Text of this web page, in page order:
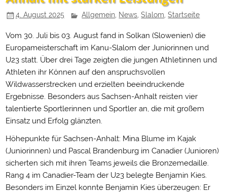
4. August 2025 Allgemein News ,Slalom ,Startseite
Vom 30. Juli bis 03. August fand in Solkan (Slowenien) die
Europameisterschaft im Kanu-Slalom der Juniorinnen und
U23 statt. Über drei Tage zeigten die jungen Athletinnen und
Athleten ihr Können auf den anspruchsvollen
Wildwasserstrecken und erzielten beeindruckende
Ergebnisse. Besonders aus Sachsen-Anhalt reisten vier
talentierte Sportlerinnen und Sportler an, die mit großem
Einsatz und Erfolg glänzten.
Höhepunkte für Sachsen-Anhalt: Mina Blume im Kajak
(Juniorinnen) und Pascal Brandenburg im Canadier (Junioren)
sicherten sich mit ihren Teams jeweils die Bronzemedaille.
Rang 4 im Canadier-Team der U23 belegte Benjamin Kies.
Besonders im Einzel konnte Benjamin Kies überzeugen: Er